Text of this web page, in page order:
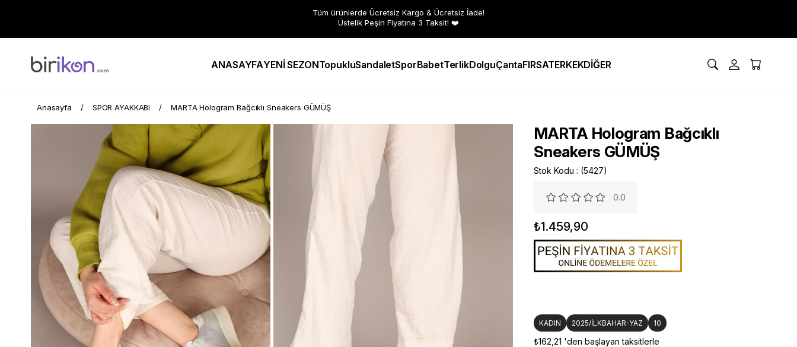
Tüm ürünlerde Ücretsiz Kargo & Ücretsiz İade!
Üstelik Peşin Fiyatına 3 Taksit! ❤️
ANASAYFAYENİ SEZONTopukluSandaletSporBabetTerlikDolguÇantaFIRSATERKEKDİĞER
Anasayfa SPOR AYAKKABI MARTA Hologram Bağcıklı Sneakers GÜMÜŞ
MARTA Hologram Bağcıklı
Sneakers GÜMÜŞ
Stok Kodu (5427)
0.0
₺1.459,90
KADIN 2025/İLKBAHAR-YAZ 10
₺162,21 'den başlayan taksitlerle